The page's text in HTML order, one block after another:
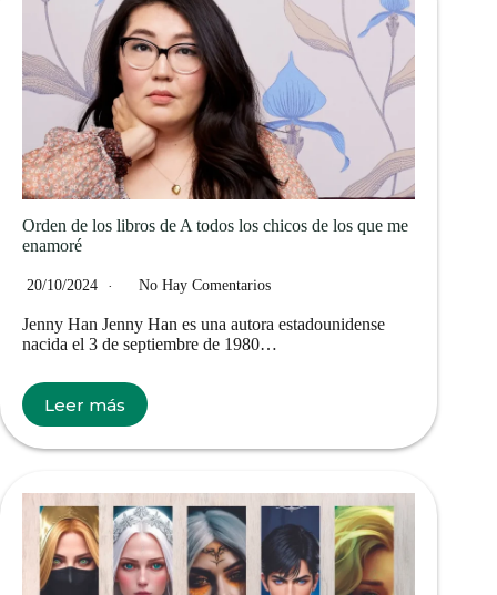
Orden de los libros de A todos los chicos de los que me
enamoré
20/10/2024 No Hay Comentarios
Jenny Han Jenny Han es una autora estadounidense
nacida el 3 de septiembre de 1980…
Leer más